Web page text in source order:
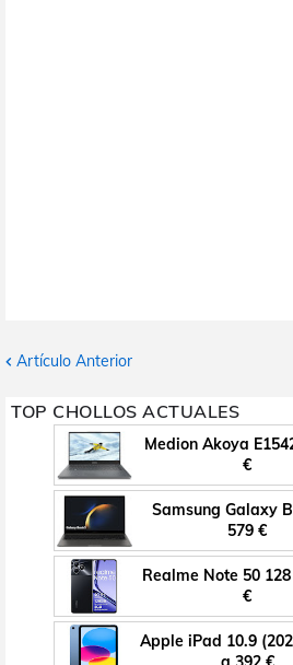
Artículo Anterior
TOP CHOLLOS ACTUALES
Medion Akoya
€
Samsung Galaxy
579 €
Realme Note 50
€
Apple iPad 10.9